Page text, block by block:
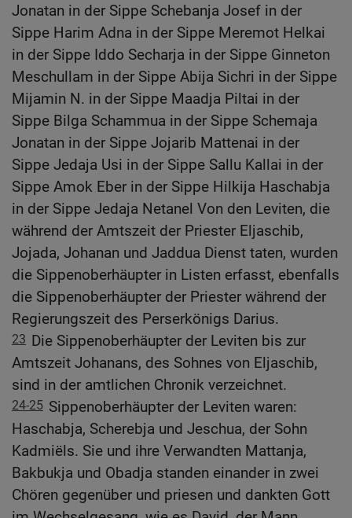
Jonatan in der Sippe Schebanja Josef in der
Sippe Harim Adna in der Sippe Meremot Helkai
in der Sippe Iddo Secharja in der Sippe Ginneton
Meschullam in der Sippe Abija Sichri in der Sippe
Mijamin N. in der Sippe Maadja Piltai in der
Sippe Bilga Schammua in der Sippe Schemaja
Jonatan in der Sippe Jojarib Mattenai in der
Sippe Jedaja Usi in der Sippe Sallu Kallai in der
Sippe Amok Eber in der Sippe Hilkija Haschabja
in der Sippe Jedaja Netanel Von den Leviten, die
während der Amtszeit der Priester Eljaschib,
Jojada, Johanan und Jaddua Dienst taten, wurden
die Sippenoberhäupter in Listen erfasst, ebenfalls
die Sippenoberhäupter der Priester während der
Regierungszeit des Perserkönigs Darius.
23 Die Sippenoberhäupter der Leviten bis zur
Amtszeit Johanans, des Sohnes von Eljaschib,
sind in der amtlichen Chronik verzeichnet.
24-25 Sippenoberhäupter der Leviten waren:
Haschabja, Scherebja und Jeschua, der Sohn
Kadmiëls. Sie und ihre Verwandten Mattanja,
Bakbukja und Obadja standen einander in zwei
Chören gegenüber und priesen und dankten Gott